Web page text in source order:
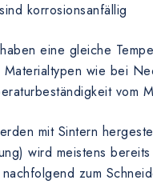
korrosionsanfällig
eine gleiche
wie bei
vom
mit Sintern
wird meistens
zum